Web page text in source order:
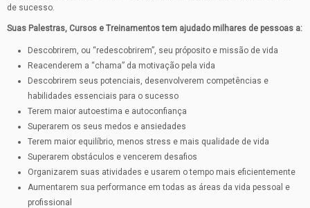
de sucesso.
Suas Palestras, Cursos e Treinamentos tem ajudado milhares de pessoas a:
Descobrirem, ou “redescobrirem”, seu próposito e missão de vida
Reacenderem a “chama” da motivação pela vida
Descobrirem seus potenciais, desenvolverem competências e
habilidades essenciais para o sucesso
Terem maior autoestima e autoconfiança
Superarem os seus medos e ansiedades
Terem maior equilíbrio, menos stress e mais qualidade de vida
Superarem obstáculos e vencerem desafios
Organizarem suas atividades e usarem o tempo mais eficientemente
Aumentarem sua performance em todas as áreas da vida pessoal e
profissional